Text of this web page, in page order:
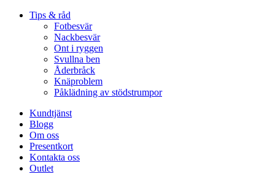
Tips & råd
Fotbesvär
Nackbesvär
Ont i ryggen
Svullna ben
Åderbråck
Knäproblem
Påklädning av stödstrumpor
Kundtjänst
Blogg
Om oss
Presentkort
Kontakta oss
Outlet